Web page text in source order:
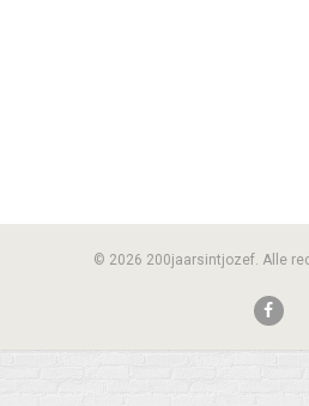
© 2026 200jaarsintjozef. Alle